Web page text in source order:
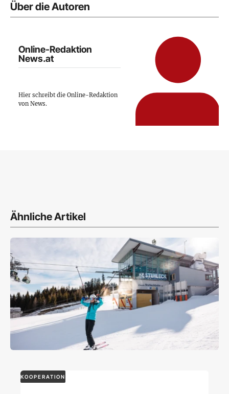
Über die Autoren
Online-Redaktion
News.at
Hier schreibt die Online-Redaktion
von News.
Ähnliche Artikel
KOOPERATION